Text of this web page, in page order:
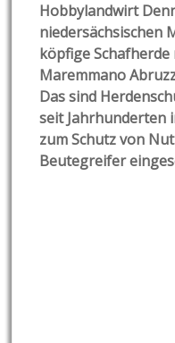
Hobbylandwirt
niedersächsischen
köpfige Schafherde
Maremmano
Das sind
seit Jahrhunderten
zum Schutz von
Beutegreifer